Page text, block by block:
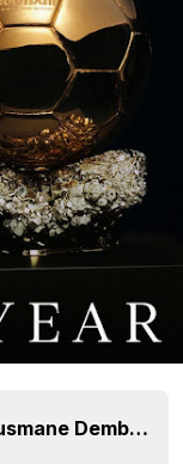
Adidas F50 Ousmane Dembélé 2025 Ballon d'Or-Fußballschuhe vorgestellt